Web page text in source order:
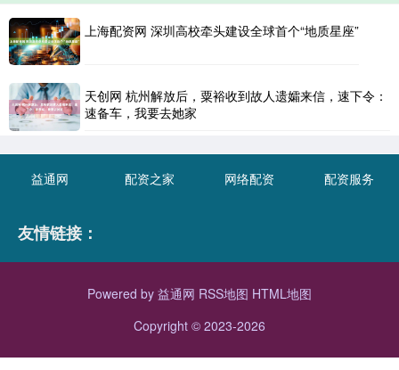
上海配资网 深圳高校牵头建设全球首个“地质星座”
天创网 杭州解放后，粟裕收到故人遗孀来信，速下令：
速备车，我要去她家
益通网 配资之家 网络配资 配资服务
友情链接：
Powered by 益通网 RSS地图 HTML地图
Copyright © 2023-2026